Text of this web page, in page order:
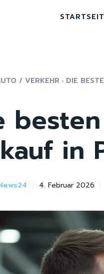
/ VERKEHR DIE
in
4. Februar 2026